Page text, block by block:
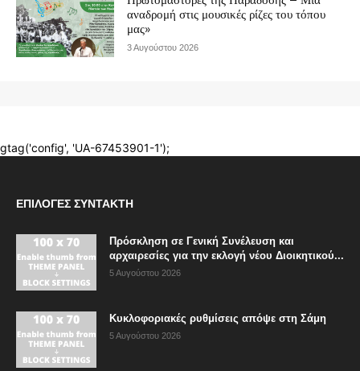
ΕΠΙΛΟΓΈΣ ΣΥΝΤΆΚΤΗ
Πρόσκληση σε Γενική Συνέλευση και
αρχαιρεσίες για την εκλογή νέου Διοικητικού...
5 Αυγούστου 2026
Κυκλοφοριακές ρυθμίσεις απόψε στη Σάμη
5 Αυγούστου 2026